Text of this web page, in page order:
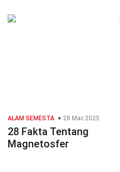
ALAM SEMESTA 28 Mac 2025
28 Fakta Tentang
Magnetosfer